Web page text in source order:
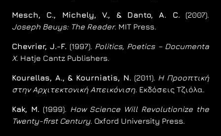
Mesch, C., Michely, V., & Danto, A. C. (2007).
Joseph Beuys: The Reader. MIT Press.
Chevrier, J.-F. (1997). Politics, Poetics – Documenta
X. Hatje Cantz Publishers.
Kourellas, A., & Kourniatis, N. (2011). Η Προοπτική
στην Αρχιτεκτονική Απεικόνιση. Εκδόσεις Τζιόλα.
Kak, M. (1999). How Science Will Revolutionize the
Twenty-first Century. Oxford University Press.